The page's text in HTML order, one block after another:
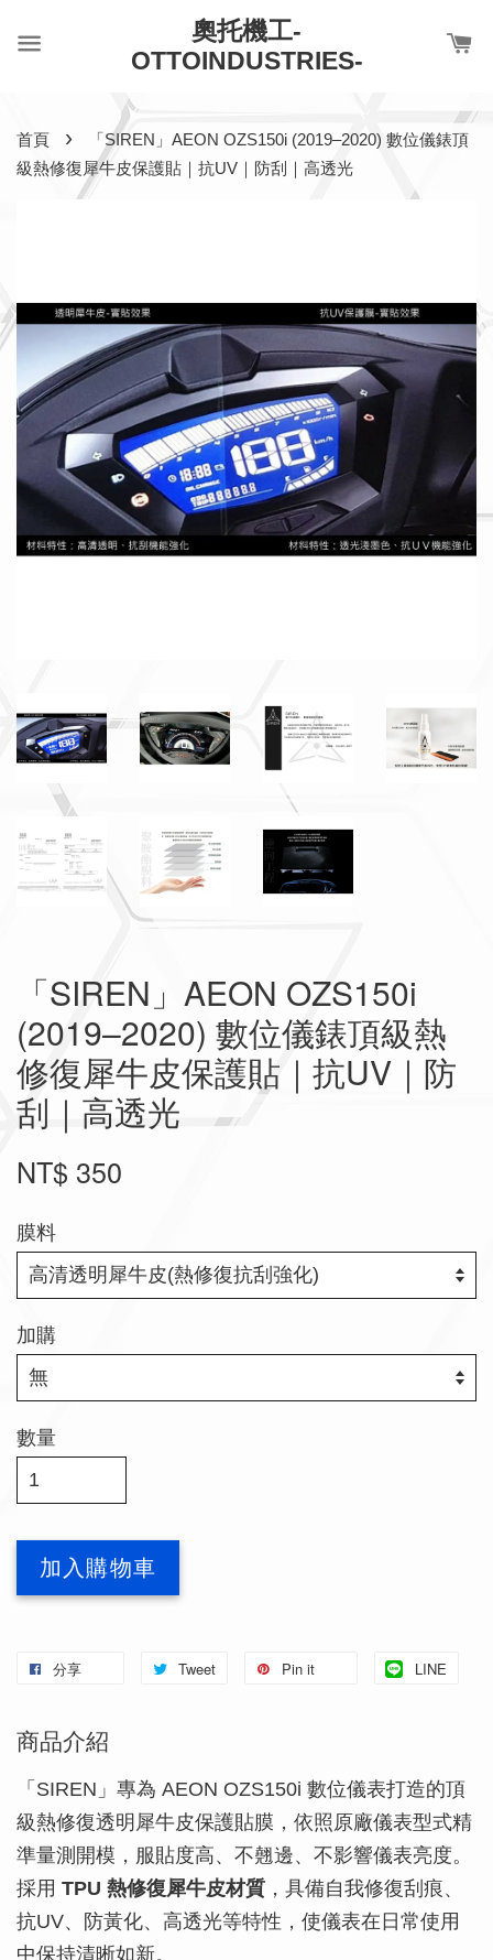
奧托機工-
OTTOINDUSTRIES-
首頁 ›
「SIREN」AEON OZS150i (2019–2020) 數位儀錶頂
級熱修復犀牛皮保護貼｜抗UV｜防刮｜高透光
「SIREN」AEON OZS150i
(2019–2020) 數位儀錶頂級熱
修復犀牛皮保護貼｜抗UV｜防
刮｜高透光
NT$ 350
膜料
加購
數量
加入購物車
分享 Tweet Pin it LINE
商品介紹
「SIREN」專為 AEON OZS150i 數位儀表打造的頂
級熱修復透明犀牛皮保護貼膜，依照原廠儀表型式精
準量測開模，服貼度高、不翹邊、不影響儀表亮度。
採用 TPU 熱修復犀牛皮材質 ，具備自我修復刮痕、
抗UV、防黃化、高透光等特性，使儀表在日常使用
中保持清晰如新。